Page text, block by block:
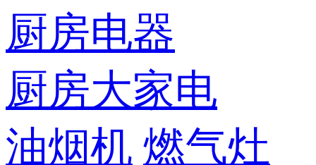
厨房电器
厨房大家电
油烟机 燃气灶